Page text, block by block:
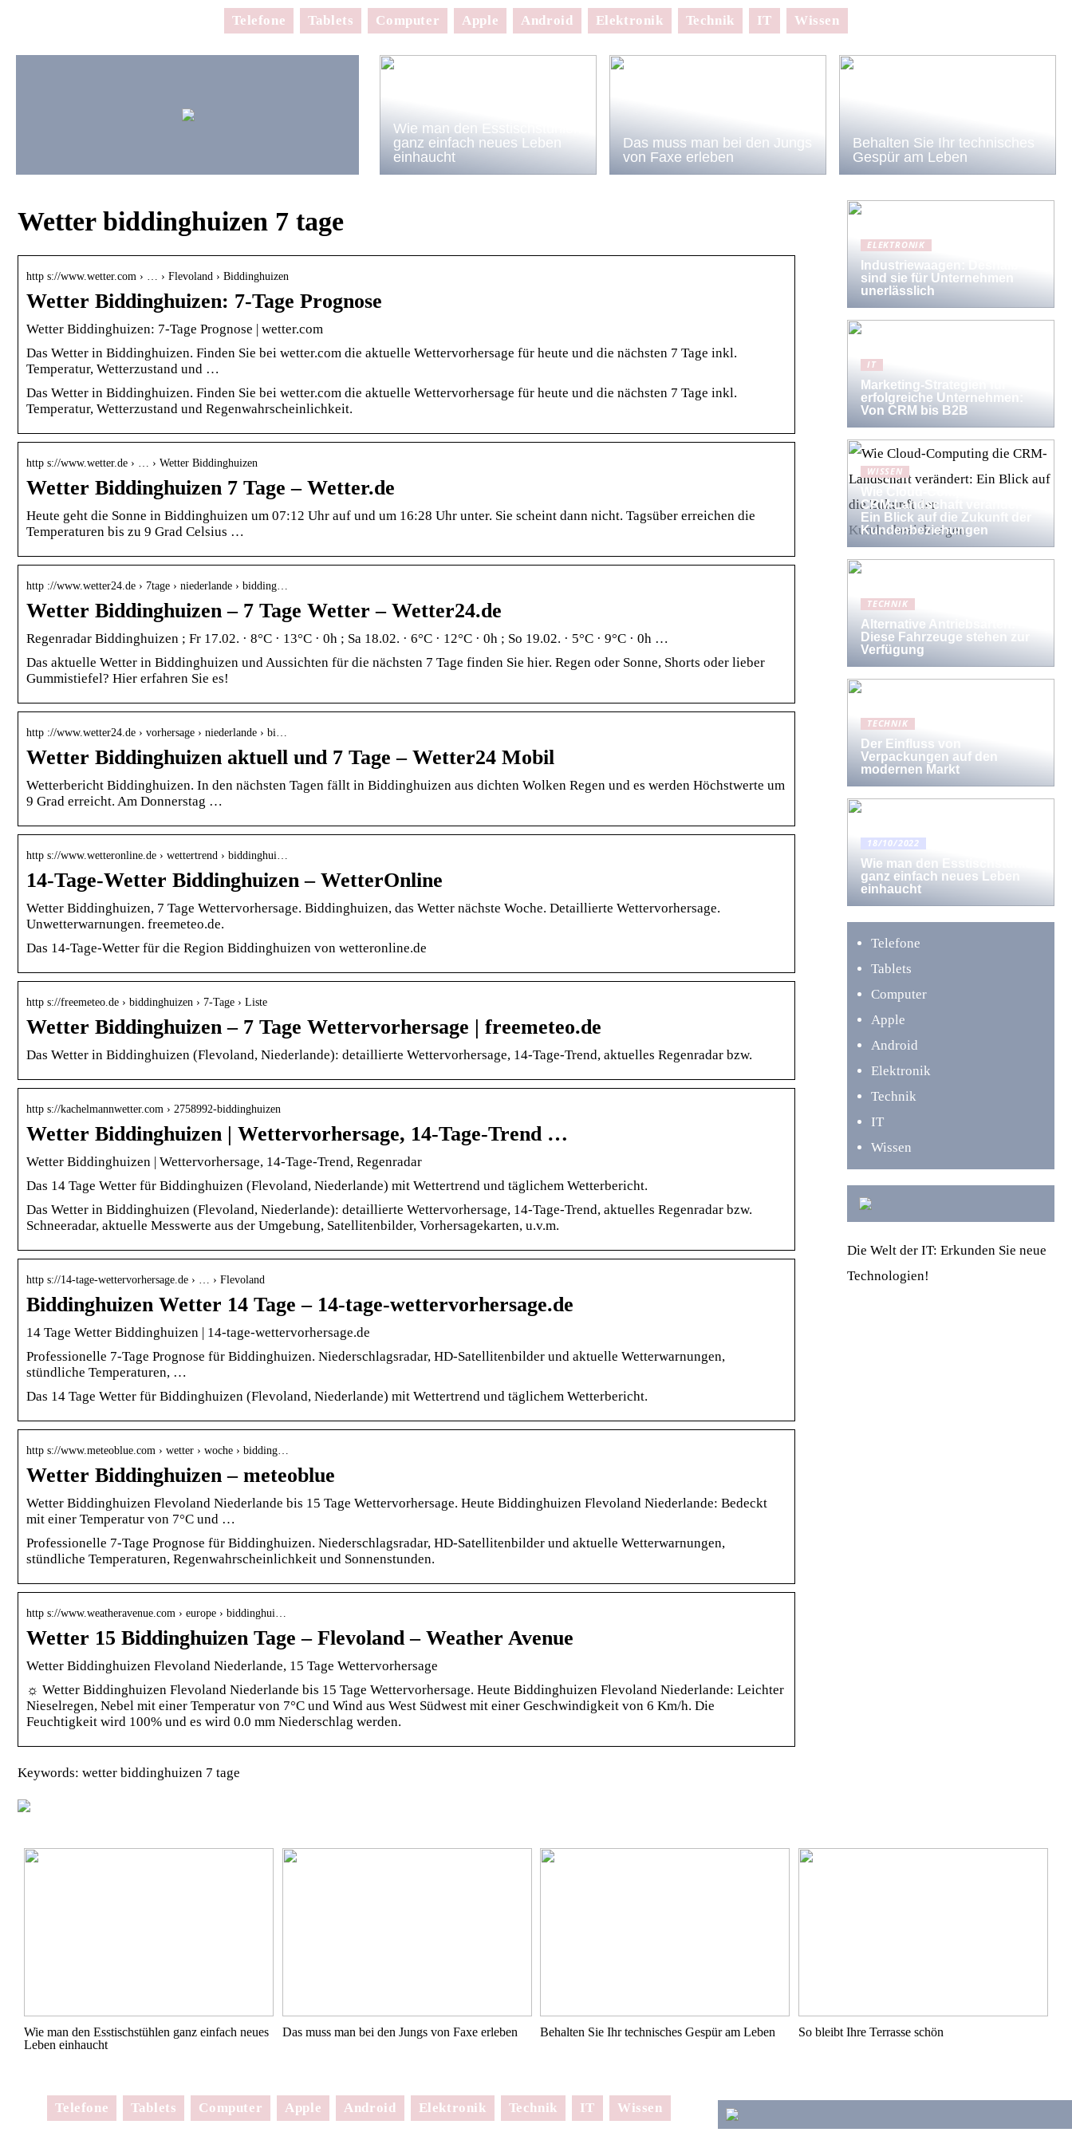
Telefone Tablets Computer Apple Android Elektronik Technik IT Wissen
Wie man den Esstischstühlen
ganz einfach neues Leben
einhaucht
Das muss man bei den Jungs
von Faxe erleben
Behalten Sie Ihr technisches
Gespür am Leben
Wetter biddinghuizen 7 tage
http s://www.wetter.com › … › Flevoland › Biddinghuizen
Wetter Biddinghuizen: 7-Tage Prognose
Wetter Biddinghuizen: 7-Tage Prognose | wetter.com
Das Wetter in Biddinghuizen. Finden Sie bei wetter.com die aktuelle Wettervorhersage für heute und die nächsten 7 Tage inkl.
Temperatur, Wetterzustand und …
Das Wetter in Biddinghuizen. Finden Sie bei wetter.com die aktuelle Wettervorhersage für heute und die nächsten 7 Tage inkl.
Temperatur, Wetterzustand und Regenwahrscheinlichkeit.
http s://www.wetter.de › … › Wetter Biddinghuizen
Wetter Biddinghuizen 7 Tage – Wetter.de
Heute geht die Sonne in Biddinghuizen um 07:12 Uhr auf und um 16:28 Uhr unter. Sie scheint dann nicht. Tagsüber erreichen die
Temperaturen bis zu 9 Grad Celsius …
http ://www.wetter24.de › 7tage › niederlande › bidding…
Wetter Biddinghuizen – 7 Tage Wetter – Wetter24.de
Regenradar Biddinghuizen ; Fr 17.02. · 8°C · 13°C · 0h ; Sa 18.02. · 6°C · 12°C · 0h ; So 19.02. · 5°C · 9°C · 0h …
Das aktuelle Wetter in Biddinghuizen und Aussichten für die nächsten 7 Tage finden Sie hier. Regen oder Sonne, Shorts oder lieber
Gummistiefel? Hier erfahren Sie es!
http ://www.wetter24.de › vorhersage › niederlande › bi…
Wetter Biddinghuizen aktuell und 7 Tage – Wetter24 Mobil
Wetterbericht Biddinghuizen. In den nächsten Tagen fällt in Biddinghuizen aus dichten Wolken Regen und es werden Höchstwerte um
9 Grad erreicht. Am Donnerstag …
http s://www.wetteronline.de › wettertrend › biddinghui…
14-Tage-Wetter Biddinghuizen – WetterOnline
Wetter Biddinghuizen, 7 Tage Wettervorhersage. Biddinghuizen, das Wetter nächste Woche. Detaillierte Wettervorhersage.
Unwetterwarnungen. freemeteo.de.
Das 14-Tage-Wetter für die Region Biddinghuizen von wetteronline.de
http s://freemeteo.de › biddinghuizen › 7-Tage › Liste
Wetter Biddinghuizen – 7 Tage Wettervorhersage | freemeteo.de
Das Wetter in Biddinghuizen (Flevoland, Niederlande): detaillierte Wettervorhersage, 14-Tage-Trend, aktuelles Regenradar bzw.
http s://kachelmannwetter.com › 2758992-biddinghuizen
Wetter Biddinghuizen | Wettervorhersage, 14-Tage-Trend …
Wetter Biddinghuizen | Wettervorhersage, 14-Tage-Trend, Regenradar
Das 14 Tage Wetter für Biddinghuizen (Flevoland, Niederlande) mit Wettertrend und täglichem Wetterbericht.
Das Wetter in Biddinghuizen (Flevoland, Niederlande): detaillierte Wettervorhersage, 14-Tage-Trend, aktuelles Regenradar bzw.
Schneeradar, aktuelle Messwerte aus der Umgebung, Satellitenbilder, Vorhersagekarten, u.v.m.
http s://14-tage-wettervorhersage.de › … › Flevoland
Biddinghuizen Wetter 14 Tage – 14-tage-wettervorhersage.de
14 Tage Wetter Biddinghuizen | 14-tage-wettervorhersage.de
Professionelle 7-Tage Prognose für Biddinghuizen. Niederschlagsradar, HD-Satellitenbilder und aktuelle Wetterwarnungen,
stündliche Temperaturen, …
Das 14 Tage Wetter für Biddinghuizen (Flevoland, Niederlande) mit Wettertrend und täglichem Wetterbericht.
http s://www.meteoblue.com › wetter › woche › bidding…
Wetter Biddinghuizen – meteoblue
Wetter Biddinghuizen Flevoland Niederlande bis 15 Tage Wettervorhersage. Heute Biddinghuizen Flevoland Niederlande: Bedeckt
mit einer Temperatur von 7°C und …
Professionelle 7-Tage Prognose für Biddinghuizen. Niederschlagsradar, HD-Satellitenbilder und aktuelle Wetterwarnungen,
stündliche Temperaturen, Regenwahrscheinlichkeit und Sonnenstunden.
http s://www.weatheravenue.com › europe › biddinghui…
Wetter 15 Biddinghuizen Tage – Flevoland – Weather Avenue
Wetter Biddinghuizen Flevoland Niederlande, 15 Tage Wettervorhersage
☼ Wetter Biddinghuizen Flevoland Niederlande bis 15 Tage Wettervorhersage. Heute Biddinghuizen Flevoland Niederlande: Leichter
Nieselregen, Nebel mit einer Temperatur von 7°C und Wind aus West Südwest mit einer Geschwindigkeit von 6 Km/h. Die
Feuchtigkeit wird 100% und es wird 0.0 mm Niederschlag werden.
Keywords: wetter biddinghuizen 7 tage
ELEKTRONIK
Industriewaagen: Deshalb
sind sie für Unternehmen
unerlässlich
IT
Marketing-Strategien für
erfolgreiche Unternehmen:
Von CRM bis B2B
WISSEN
Wie Cloud-Computing die
CRM-Landschaft verändert:
Ein Blick auf die Zukunft der
Kundenbeziehungen
TECHNIK
Alternative Antriebsarten:
Diese Fahrzeuge stehen zur
Verfügung
TECHNIK
Der Einfluss von
Verpackungen auf den
modernen Markt
18/10/2022
Wie man den Esstischstühlen
ganz einfach neues Leben
einhaucht
Telefone
Tablets
Computer
Apple
Android
Elektronik
Technik
IT
Wissen
Die Welt der IT: Erkunden Sie neue
Technologien!
Wie man den Esstischstühlen ganz einfach neues
Leben einhaucht
Das muss man bei den Jungs von Faxe erleben Behalten Sie Ihr technisches Gespür am Leben So bleibt Ihre Terrasse schön
Telefone Tablets Computer Apple Android Elektronik Technik IT Wissen